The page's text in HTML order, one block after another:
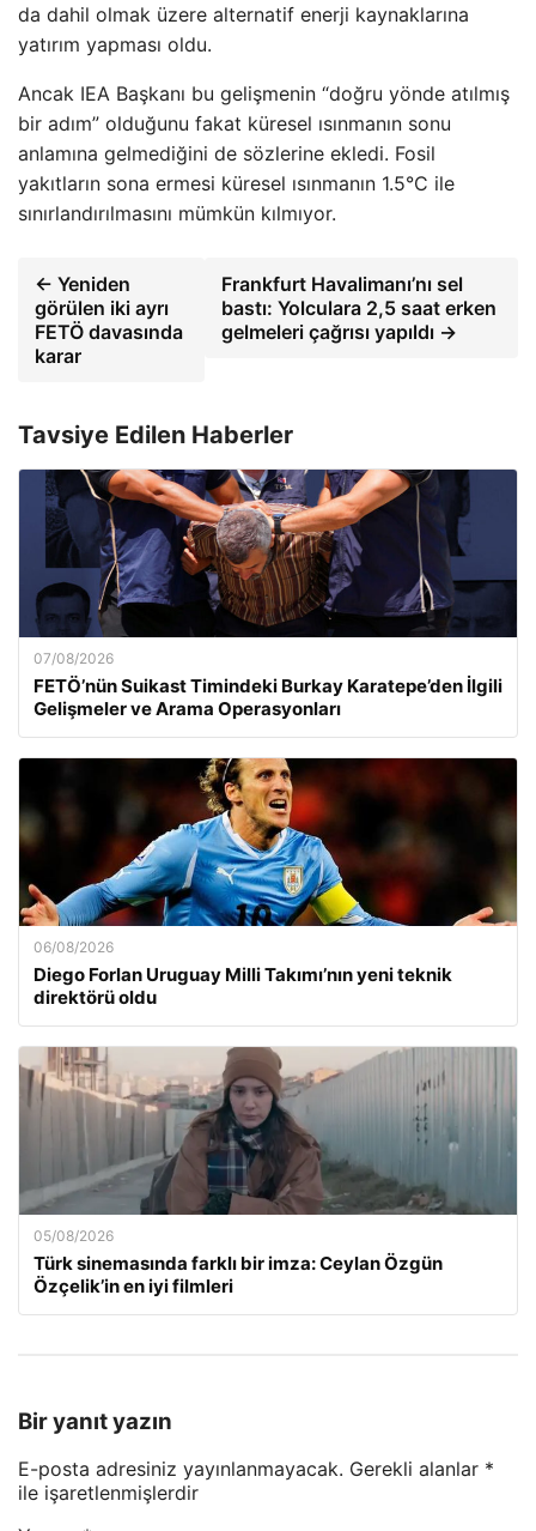
da dahil olmak üzere alternatif enerji kaynaklarına
yatırım yapması oldu.
Ancak IEA Başkanı bu gelişmenin “doğru yönde atılmış
bir adım” olduğunu fakat küresel ısınmanın sonu
anlamına gelmediğini de sözlerine ekledi. Fosil
yakıtların sona ermesi küresel ısınmanın 1.5°C ile
sınırlandırılmasını mümkün kılmıyor.
← Yeniden
görülen iki ayrı
FETÖ davasında
karar
Frankfurt Havalimanı’nı sel
bastı: Yolculara 2,5 saat erken
gelmeleri çağrısı yapıldı →
Tavsiye Edilen Haberler
07/08/2026
FETÖ’nün Suikast Timindeki Burkay Karatepe’den İlgili
Gelişmeler ve Arama Operasyonları
06/08/2026
Diego Forlan Uruguay Milli Takımı’nın yeni teknik
direktörü oldu
05/08/2026
Türk sinemasında farklı bir imza: Ceylan Özgün
Özçelik’in en iyi filmleri
Bir yanıt yazın
E-posta adresiniz yayınlanmayacak. Gerekli alanlar *
ile işaretlenmişlerdir